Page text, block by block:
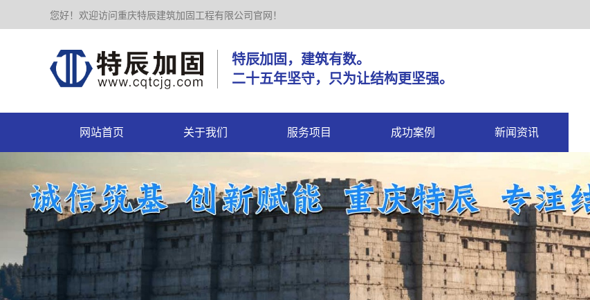
您好！欢迎访问重庆特辰建筑加固工程有限公司官网！
特辰加固，建筑有数。
二十五年坚守，只为让结构更坚强。
网站首页 关于我们 服务项目 成功案例 新闻资讯